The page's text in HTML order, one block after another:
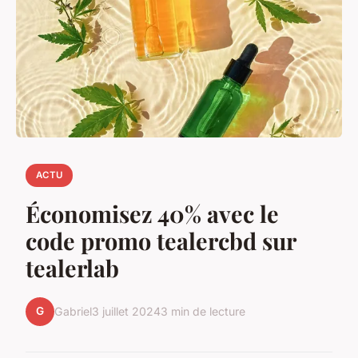
ACTU
Économisez 40% avec le
code promo tealercbd sur
tealerlab
G Gabriel3 juillet 20243 min de lecture